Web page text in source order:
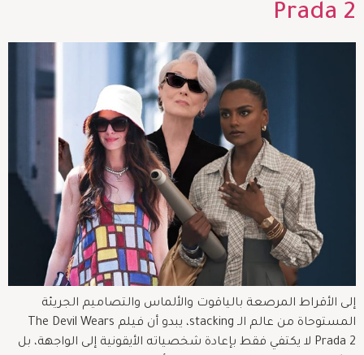
Prada 2
إلى الأقراط المرصعة بالياقوت والألماس والتصاميم الجريئة
المستوحاة من عالم الـ stacking، يبدو أن فيلم The Devil Wears
Prada 2 لا يكتفي فقط بإعادة شخصياته الأيقونية إلى الواجهة، بل